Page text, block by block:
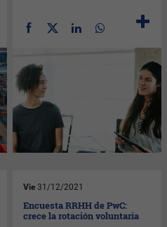
Vie 31/12/2021
Encuesta RRHH de PwC:
crece la rotación voluntaria